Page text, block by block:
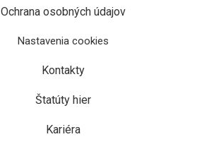
Ochrana osobných údajov
Nastavenia cookies
Kontakty
Štatúty hier
Kariéra